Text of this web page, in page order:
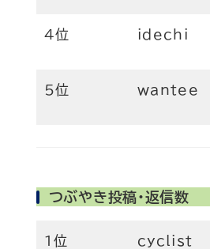
4位 idechi
5位 wantee
つぶやき投稿・返信数
1位 cyclist